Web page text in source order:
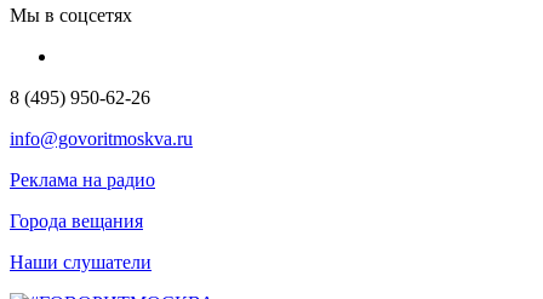
Мы в соцсетях
8 (495) 950-62-26
info@govoritmoskva.ru
Реклама на радио
Города вещания
Наши слушатели